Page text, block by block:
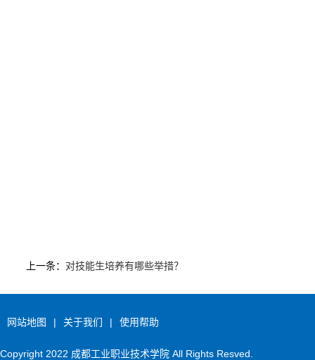
上一条： 对技能生培养有哪些举措？
网站地图 | 关于我们 | 使用帮助
Copyright 2022 成都工业职业技术学院 All Rights Resved.